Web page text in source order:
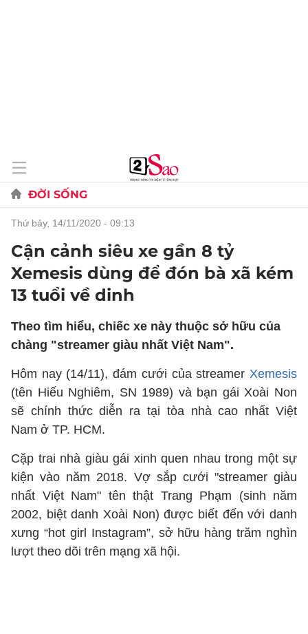
ĐỜI SỐNG
thứ bảy, 14/11/2020 - 09:13
Cận cảnh siêu xe gần 8 tỷ
Xemesis dùng để đón bà xã kém
13 tuổi về dinh
Theo tìm hiểu, chiếc xe này thuộc sở hữu của
chàng "streamer giàu nhất Việt Nam".
Hôm nay (14/11), đám cưới của streamer Xemesis
(tên Hiếu Nghiêm, SN 1989) và bạn gái Xoài Non
sẽ chính thức diễn ra tại tòa nhà cao nhất Việt
Nam ở TP. HCM.
Cặp trai nhà giàu gái xinh quen nhau trong một sự
kiện vào năm 2018. Vợ sắp cưới "streamer giàu
nhất Việt Nam" tên thật Trang Phạm (sinh năm
2002, biệt danh Xoài Non) được biết đến với danh
xưng “hot girl Instagram”, sở hữu hàng trăm nghìn
lượt theo dõi trên mạng xã hội.